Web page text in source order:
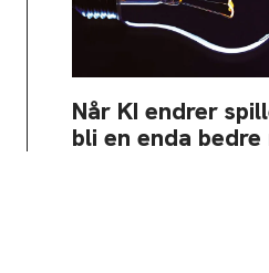
Når KI endrer
bli en enda